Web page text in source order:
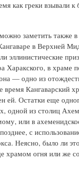
как греки взывали к
заметить также в
в Верхней
эллинистические
в храме
— одно из
время Кангаварский
ей. Остатки еще
одной из столиц
или в
с
Неясно, было ли
храмом огня или же